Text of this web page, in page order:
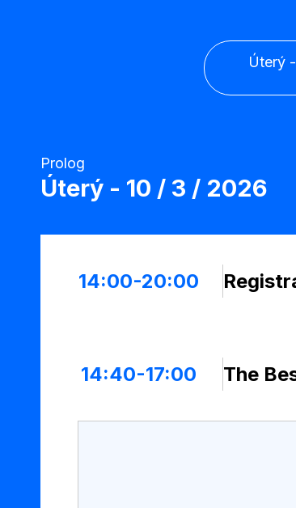
úterý
Prolog
úterý - 10 / 3 / 2026
14:00-20:00
14:40-17:00 The